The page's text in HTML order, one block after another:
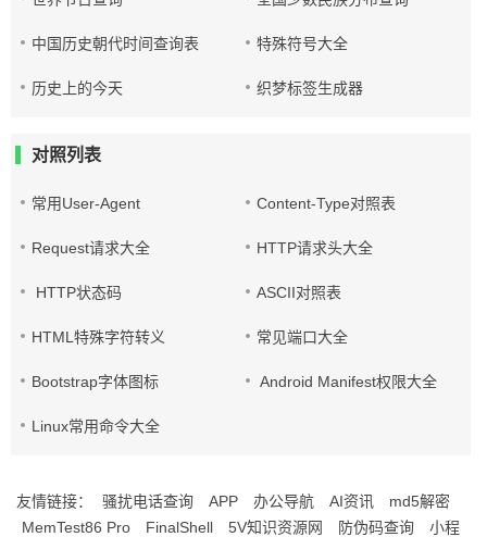
中国历史朝代时间查询表 特殊符号大全
历史上的今天 织梦标签生成器
对照列表
常用User-Agent Content-Type对照表
Request请求大全 HTTP请求头大全
HTTP状态码 ASCII对照表
HTML特殊字符转义 常见端口大全
Bootstrap字体图标 Android Manifest权限大全
Linux常用命令大全
友情链接： 骚扰电话查询 APP 办公导航 AI资讯
md5解密
MemTest86 Pro
FinalShell 5V知识资源网 防伪码查询 小程